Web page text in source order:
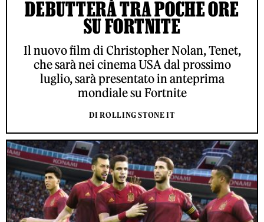
DEBUTTERÀ TRA POCHE ORE
SU FORTNITE
Il nuovo film di Christopher Nolan, Tenet,
che sarà nei cinema USA dal prossimo
luglio, sarà presentato in anteprima
mondiale su Fortnite
DI ROLLING STONE IT